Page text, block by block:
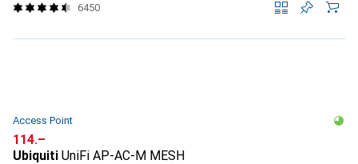
6450
Access Point
CHF
114.–
Ubiquiti UniFi AP-AC-M MESH